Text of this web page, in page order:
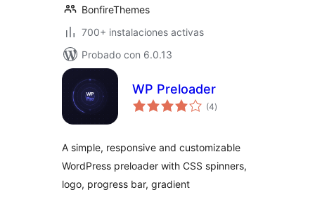
BonfireThemes
700+ instalaciones activas
Probado con 6.0.13
WP Preloader
(4total
de
)
A simple, responsive and customizable
WordPress preloader with CSS spinners,
logo, progress bar, gradient